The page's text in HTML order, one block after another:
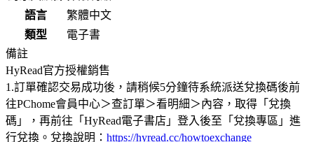
語言
繁體中文
類型
電子書
備註
HyRead官方授權銷售
1.訂單確認交易成功後，請稍候5分鐘待系統派送兌換碼後前
往PChome會員中心＞查訂單＞看明細＞內容，取得「兌換
碼」，再前往「HyRead電子書店」登入後至「兌換專區」進
行兌換。兌換說明： https://hyread.cc/howtoexchange